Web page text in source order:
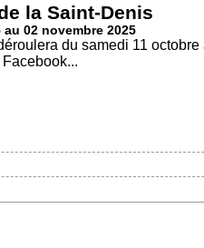
la Saint-Denis
au 02 novembre 2025
du samedi 11